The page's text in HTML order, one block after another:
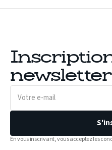
newsletter
Votre
mail
En vous inscrivant, vous acceptez les